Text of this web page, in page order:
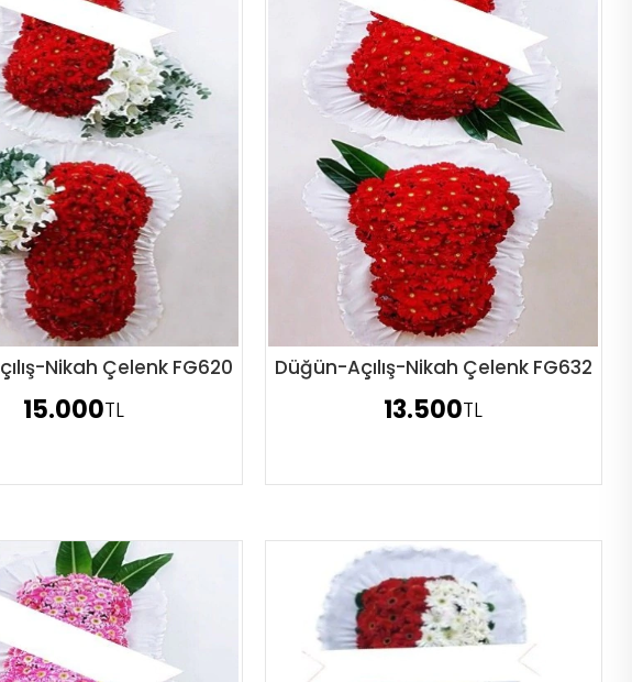
Sipariş Ver
Nikah Çelenk FG620
15.000TL
Sipariş Ver
Düğün-Açılış-Nikah Çelenk FG632
13.500TL